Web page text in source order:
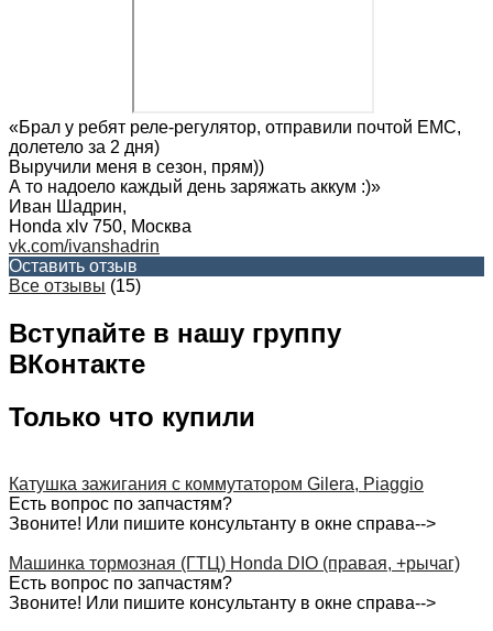
«Брал у ребят реле-регулятор, отправили почтой ЕМС,
долетело за 2 дня)
Выручили меня в сезон, прям))
А то надоело каждый день заряжать аккум :)»
Иван Шадрин,
Honda xlv 750, Москва
vk.com/ivanshadrin
Оставить отзыв
Все отзывы (15)
Вступайте в нашу группу
ВКонтакте
Только что купили
Катушка зажигания с коммутатором Gilera, Piaggio
Есть вопрос по запчастям?
Звоните! Или пишите консультанту в окне справа-->
Машинка тормозная (ГТЦ) Honda DIO (правая, +рычаг)
Есть вопрос по запчастям?
Звоните! Или пишите консультанту в окне справа-->